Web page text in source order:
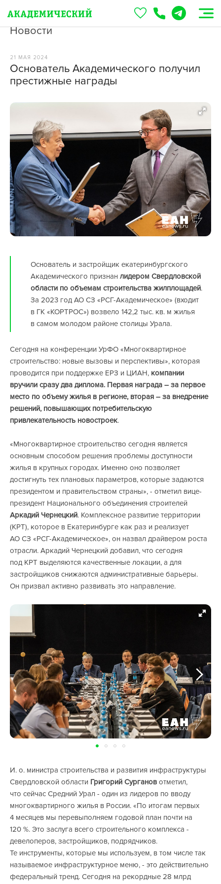
Новости
21 МАЯ 2024
Основатель Академического получил
престижные награды
Основатель и застройщик екатеринбургского
Академического признан лидером Свердловской
области по объемам строительства жилплощадей.
За 2023 год АО СЗ «РСГ-Академическое» (входит
в ГК «КОРТРОС») возвело 142,2 тыс. кв. м жилья
в самом молодом районе столицы Урала.
Сегодня на конференции УрФО «Многоквартирное
строительство: новые вызовы и перспективы», которая
проводится при поддержке ЕРЗ и ЦИАН, компании
вручили сразу два диплома. Первая награда – за первое
место по объему жилья в регионе, вторая – за внедрение
решений, повышающих потребительскую
привлекательность новостроек.
«Многоквартирное строительство сегодня является
основным способом решения проблемы доступности
жилья в крупных городах. Именно оно позволяет
достигнуть тех плановых параметров, которые задаются
президентом и правительством страны», - отметил вице-
президент Национального объединения строителей
Аркадий Чернецкий. Комплексное развитие территории
(КРТ), которое в Екатеринбурге как раз и реализует
АО СЗ «РСГ-Академическое», он назвал драйвером роста
отрасли. Аркадий Чернецкий добавил, что сегодня
под КРТ выделяются качественные локации, а для
застройщиков снижаются административные барьеры.
Он призвал активно развивать это направление.
И. о. министра строительства и развития инфраструктуры
Свердловской области Григорий Сурганов отметил,
что сейчас Средний Урал - один из лидеров по вводу
многоквартирного жилья в России. «По итогам первых
4 месяцев мы перевыполняем годовой план почти на
120 %. Это заслуга всего строительного комплекса -
девелоперов, застройщиков, подрядчиков.
Те инструменты, которые мы используем, в том числе так
называемое инфраструктурное меню, - это действительно
федеральный тренд. Сегодня на рекордные 28 млрд